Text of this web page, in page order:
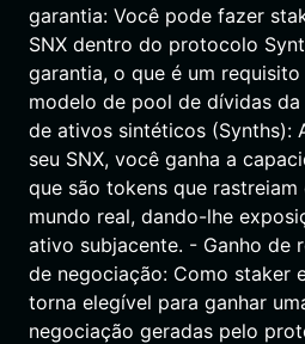
garantia: Você pode fazer
SNX dentro do protocolo
garantia, o que é um
modelo de pool de dívidas
de ativos sintéticos (Synths):
seu SNX, você ganha a
que são tokens que
mundo real, dando-lhe
ativo subjacente. - Ganho de
de negociação: Como staker
torna elegível para ganhar
negociação geradas pelo